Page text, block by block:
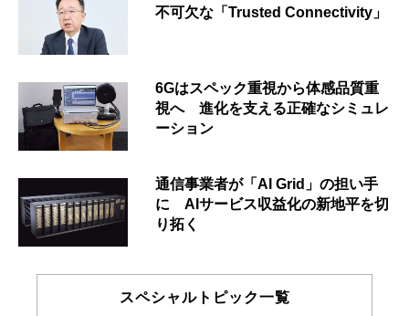
不可欠な「Trusted Connectivity」
6Gはスペック重視から体感品質重
視へ 進化を支える正確なシミュレ
ーション
通信事業者が「AI Grid」の担い手
に AIサービス収益化の新地平を切
り拓く
スペシャルトピック一覧